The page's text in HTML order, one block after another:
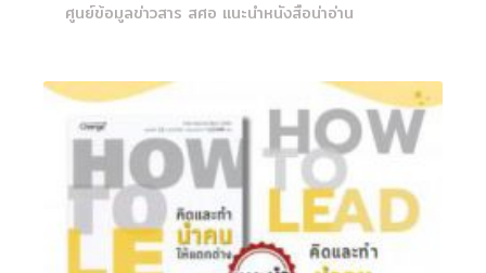
ศูนย์ข้อมูลข่าวสาร สศอ แนะนำหนังสือน่าอ่าน